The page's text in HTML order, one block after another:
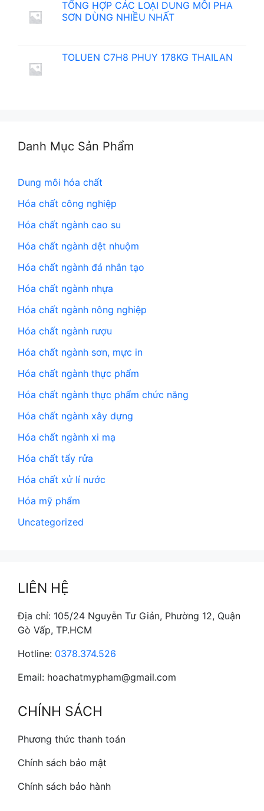
TỔNG HỢP CÁC LOẠI DUNG MÔI PHA
SƠN DÙNG NHIỀU NHẤT
TOLUEN C7H8 PHUY 178KG THAILAN
Danh Mục Sản Phẩm
Dung môi hóa chất
Hóa chất công nghiệp
Hóa chất ngành cao su
Hóa chất ngành dệt nhuộm
Hóa chất ngành đá nhân tạo
Hóa chất ngành nhựa
Hóa chất ngành nông nghiệp
Hóa chất ngành rượu
Hóa chất ngành sơn, mực in
Hóa chất ngành thực phẩm
Hóa chất ngành thực phẩm chức năng
Hóa chất ngành xây dựng
Hóa chất ngành xi mạ
Hóa chất tẩy rửa
Hóa chất xử lí nước
Hóa mỹ phẩm
Uncategorized
LIÊN HỆ
Địa chỉ: 105/24 Nguyễn Tư Giản, Phường 12, Quận
Gò Vấp, TP.HCM
Hotline: 0378.374.526
Email: hoachatmypham@gmail.com
CHÍNH SÁCH
Phương thức thanh toán
Chính sách bảo mật
Chính sách bảo hành